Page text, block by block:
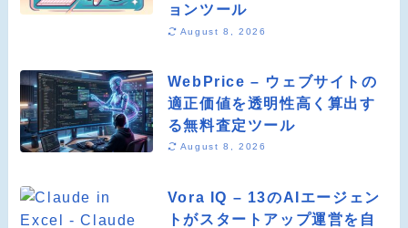
ョンツール
August 8, 2026
WebPrice – ウェブサイトの
適正価値を透明性高く算出す
る無料査定ツール
August 8, 2026
Vora IQ – 13のAIエージェン
トがスタートアップ運営を自